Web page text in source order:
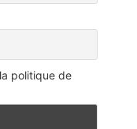
politique de